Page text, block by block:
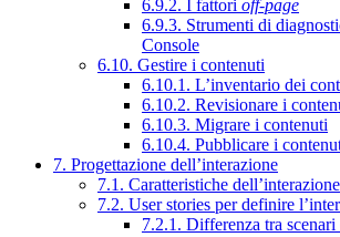
6.9.2. I fattori off-page
6.9.3. Strumenti di
Console
6.10. Gestire i contenuti
6.10.1. L’inventario dei
6.10.2. Revisionare i
6.10.3. Migrare i contenuti
6.10.4. Pubblicare i
7. Progettazione dell’interazione
7.1. Caratteristiche dell’interazione
7.2. User stories per definire
7.2.1. Differenza tra scenari